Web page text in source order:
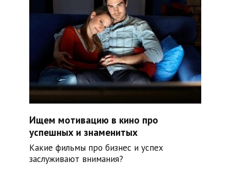
Ищем мотивацию в кино про
успешных и знаменитых
Какие фильмы про бизнес и успех
заслуживают внимания?